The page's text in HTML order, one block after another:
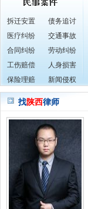
拆迁安置
债务追讨
医疗纠纷
交通事故
合同纠纷
劳动纠纷
工伤赔偿
人身损害
保险理赔
新闻侵权
找陕西律师